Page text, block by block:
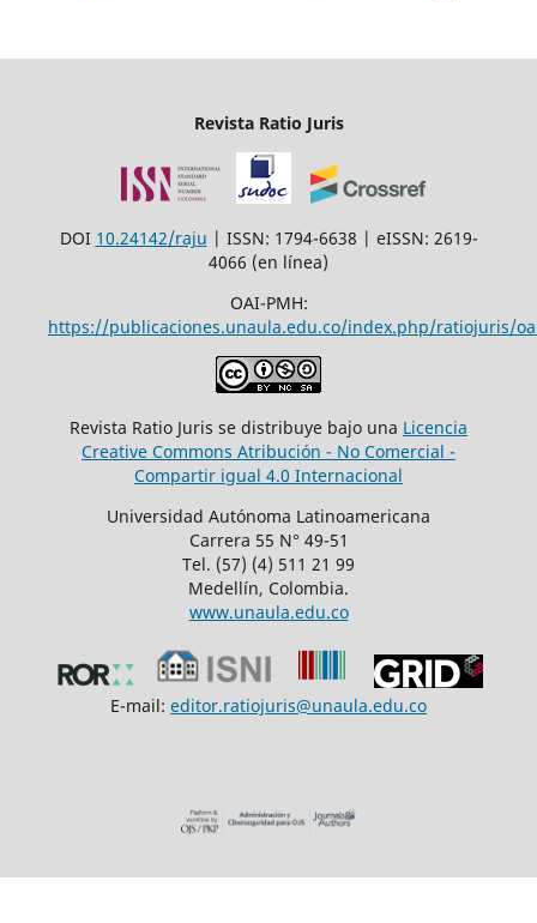
Revista Ratio Juris
DOI 10.24142/raju | ISSN: 1794-6638 | eISSN: 2619-
4066 (en línea)
OAI-PMH:
https://publicaciones.unaula.edu.co/index.php/ratiojuris/
Revista Ratio Juris se distribuye bajo una Licencia
Creative Commons Atribución - No Comercial -
Compartir igual 4.0 Internacional
Universidad Autónoma Latinoamericana
Carrera 55 N° 49-51
Tel. (57) (4) 511 21 99
Medellín, Colombia.
www.unaula.edu.co
E-mail: editor.ratiojuris@unaula.edu.co